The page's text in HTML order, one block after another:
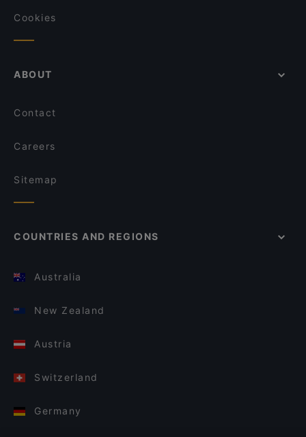
Cookies
ABOUT
Contact
Careers
Sitemap
COUNTRIES AND REGIONS
Australia
New Zealand
Austria
Switzerland
Germany